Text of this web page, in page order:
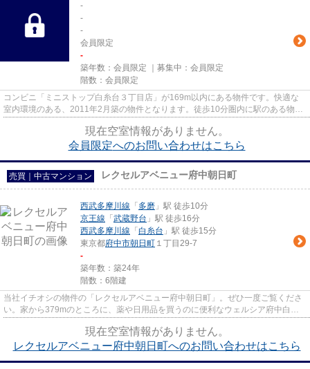
-
-
-
会員限定
-
築年数： 会員限定 ｜募集中： 会員限定
階数： 会員限定
コンビニ「ミニストップ白糸台３丁目店」が169m以内にある物件です。快適な
室内環境のある、2011年2月築の物件となります。徒歩10分圏内に駅のある物件
現在空室情報がありません。
会員限定へのお問い合わせはこちら
売買｜中古マンション レクセルアベニュー府中朝日町
西武多摩川線 「 多磨 」駅 徒歩10分
京王線 「 武蔵野台 」駅 徒歩16分
西武多摩川線 「 白糸台 」駅 徒歩15分
東京都府中市朝日町 １丁目29-7
-
築年数：築24年
階数：6階建
当社イチオシの物件の「レクセルアベニュー府中朝日町」。ぜひ一度ご覧くださ
い。家から379mのところに、薬や日用品を買うのに便利なウェルシア府中白糸
現在空室情報がありません。
レクセルアベニュー府中朝日町へのお問い合わせはこちら